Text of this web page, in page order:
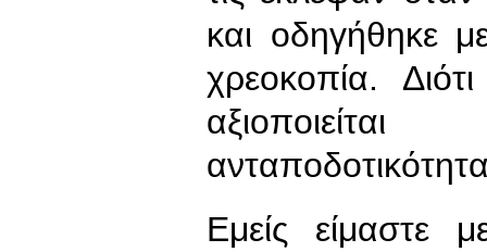
και οδηγήθηκε
χρεοκοπία.
Εμείς είμαστε